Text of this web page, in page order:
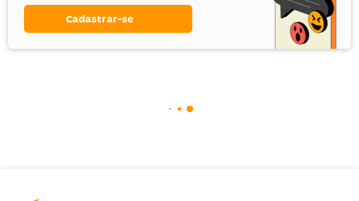
Cadastrar-se